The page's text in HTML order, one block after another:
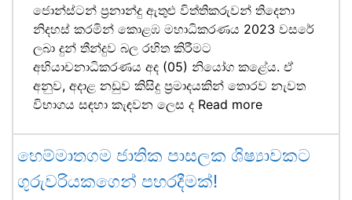
ජොන්ස්ටන් ප්‍රනාන්දු ඇතුළු විත්තිකරුවන් තිදෙනා
නිදහස් කරමින් කොළඹ මහාධිකරණය 2023 වසරේ
ලබා දුන් තීන්දුව බල රහිත කිරීමට
අභියාචනාධිකරණය අද (05) නියෝග කළේය. ඒ
අනුව, අදාළ නඩුව කිසිදු ප්‍රමාදයකින් තොරව නැවත
විභාගය සඳහා කැඳවන ලෙස ද Read more
හෙම්මාතගම ජාතික පාසලක ශිෂ්‍යාවකට
ගුරුවරියකගෙන් පහරදීමක්!